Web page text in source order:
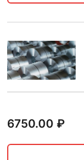
6750.00 ₽